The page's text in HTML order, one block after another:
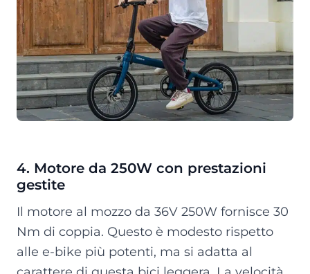
4. Motore da 250W con prestazioni
gestite
Il motore al mozzo da 36V 250W fornisce 30
Nm di coppia. Questo è modesto rispetto
alle e-bike più potenti, ma si adatta al